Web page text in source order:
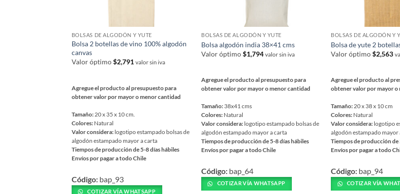
BOLSAS DE ALGODÓN Y YUTE
Bolsa 2 botellas de vino 100% algodón
canvas
Valor óptimo$2,791 valor sin iva
Agregue el producto al presupuesto para
obtener valor por mayor o menor cantidad
Tamaño: 20 x 35 x 10 cm.
Colores: Natural
Valor considera: logotipo estampado bolsas de
algodón estampado mayor a carta
Tiempos de producción de 5-8 días hábiles
Envíos por pagar a todo Chile
producto
tiene
Código: bap_93
COTIZAR VÍA WHATSAPP
BOLSAS DE ALGODÓN Y YUTE
Bolsa algodón india 38×41 cms
Valor óptimo$1,794 valor sin iva
Agregue el producto al presupuesto para
obtener valor por mayor o menor cantidad
Tamaño: 38x41 cms
Colores: Natural
Valor considera: logotipo estampado bolsas de
algodón estampado mayor a carta
Tiempos de producción de 5-8 días hábiles
Envíos por pagar a todo Chile
producto
tiene
Código: bap_64
COTIZAR VÍA WHATSAPP
BOLSAS DE ALGODÓN Y
Bolsa de yute 2
Valor óptimo$2,563
Agregue el producto al
obtener valor por mayor o
Tamaño: 20 x 38 x 10 cm
Colores: Natural
Valor considera: logotipo
algodón estampado mayor
Tiempos de producción de
Envíos por pagar a todo
producto
tiene
Código: bap_94
COTIZAR VÍA